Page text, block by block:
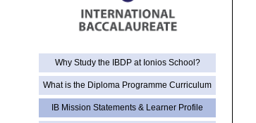
Why Study the IBDP at Ionios School?
What is the Diploma Programme Curriculum
IB Mission Statements & Learner Profile